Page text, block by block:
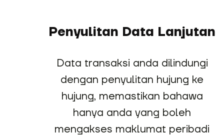
Penyulitan Data Lanjutan
Data transaksi anda dilindungi
dengan penyulitan hujung ke
hujung, memastikan bahawa
hanya anda yang boleh
mengakses maklumat peribadi